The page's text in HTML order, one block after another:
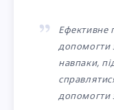
Ефективне
допомогти
навпаки,
допомогти